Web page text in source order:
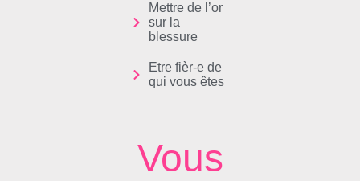
Mettre de l’or
sur la
blessure
Etre fièr-e de
qui vous êtes
Vous